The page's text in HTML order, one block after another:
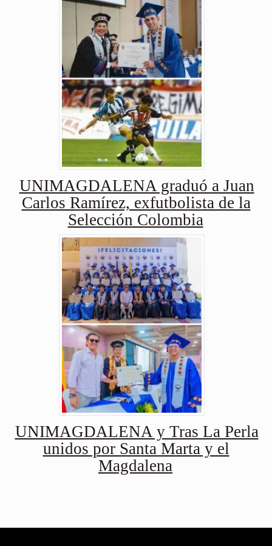
UNIMAGDALENA graduó a Juan
Carlos Ramírez, exfutbolista de la
Selección Colombia
UNIMAGDALENA y Tras La Perla
unidos por Santa Marta y el
Magdalena